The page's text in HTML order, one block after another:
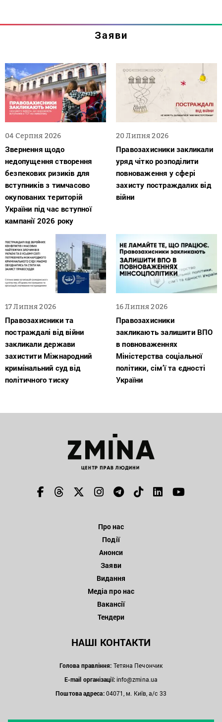
Заяви
04 Серпня 2026
Звернення щодо
недопущення створення
безпекових ризиків для
вступників з тимчасово
окупованих територій
України під час вступної
кампанії 2026 року
20 Липня 2026
Правозахисники закликали
уряд чітко розподілити
повноваження у сфері
захисту постраждалих від
війни
17 Липня 2026
Правозахисники та
постраждалі від війни
закликали держави
захистити Міжнародний
кримінальний суд від
політичного тиску
16 Липня 2026
Правозахисники
закликають залишити ВПО
в повноваженнях
Міністерства соціальної
політики, сім’ї та єдності
України
Про нас
Події
Анонси
Заяви
Видання
Медіа про нас
Вакансії
Тендери
НАШІ КОНТАКТИ
Голова правління: Тетяна Печончик
E-mail організації: info@zmina.ua
Поштова адреса:04071, м. Київ, а/с 33